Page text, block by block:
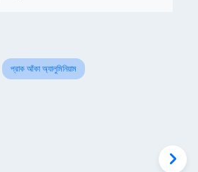
প্রাক আঁকা অ্যালুমিনিয়াম